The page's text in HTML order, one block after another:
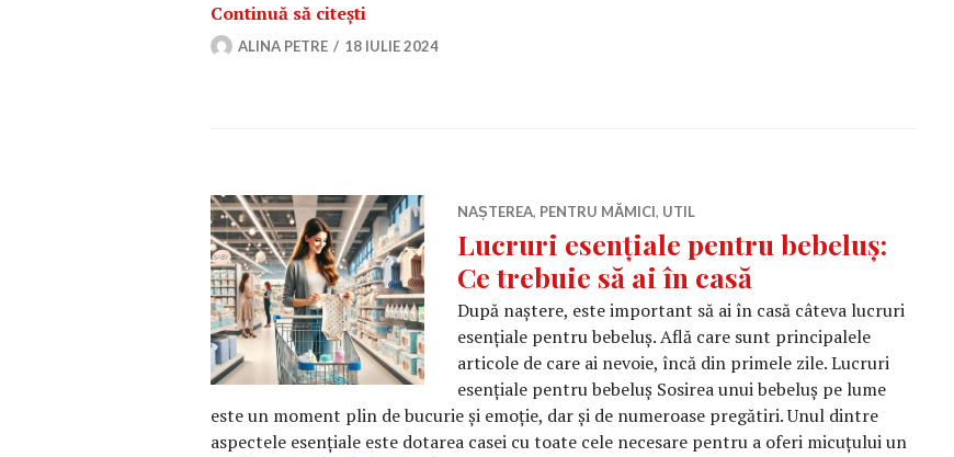
Continuă să citești
ALINA PETRE 18 IULIE 2024
NAȘTEREA, PENTRU MĂMICI, UTIL
Lucruri esențiale pentru bebeluș:
Ce trebuie să ai în casă
După naștere, este important să ai în casă câteva lucruri
esențiale pentru bebeluș. Află care sunt principalele
articole de care ai nevoie, încă din primele zile. Lucruri
esențiale pentru bebeluș Sosirea unui bebeluș pe lume
este un moment plin de bucurie și emoție, dar și de numeroase pregătiri. Unul dintre
aspectele esențiale este dotarea casei cu toate cele necesare pentru a oferi micuțului un